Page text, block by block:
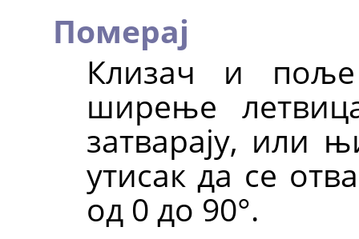
Померај
Клизач и поље
ширење
затварају, или
утисак да се
од 0 до 90°.